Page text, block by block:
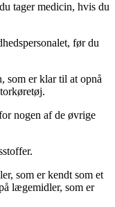
tager medicin, hvis du
før du
som er klar til at opnå
nogen af de øvrige
som er kendt som et
lægemidler, som er